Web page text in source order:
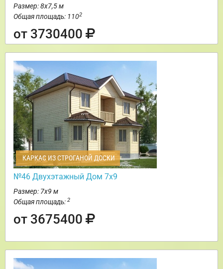
Размер: 8х7,5 м
Общая площадь: 1102
от 3730400
КАРКАС ИЗ СТРОГАНОЙ ДОСКИ
№46 Двухэтажный Дом 7х9
Размер: 7х9 м
Общая площадь: 2
от 3675400